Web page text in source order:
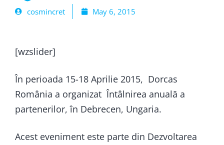
cosmincret May 6, 2015
[wzslider]
În perioada 15-18 Aprilie 2015, Dorcas
România a organizat Întâlnirea anuală a
partenerilor, în Debrecen, Ungaria.
Acest eveniment este parte din Dezvoltarea